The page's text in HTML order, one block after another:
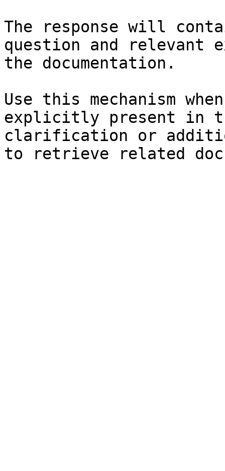
The response will
question and relevant
the documentation.
Use this mechanism
explicitly present in
clarification or